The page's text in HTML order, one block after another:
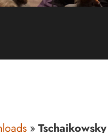
»